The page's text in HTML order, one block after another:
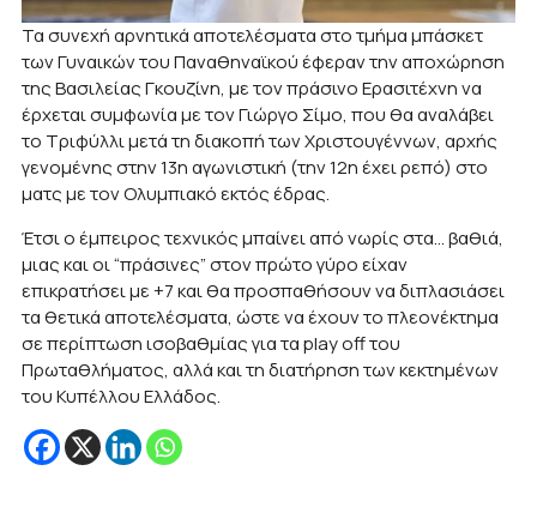
Τα συνεχή αρνητικά αποτελέσματα στο τμήμα μπάσκετ
των Γυναικών του Παναθηναϊκού έφεραν την αποχώρηση
της Βασιλείας Γκουζίνη, με τον πράσινο Ερασιτέχνη να
έρχεται συμφωνία με τον Γιώργο Σίμο, που θα αναλάβει
το Τριφύλλι μετά τη διακοπή των Χριστουγέννων, αρχής
γενομένης στην 13η αγωνιστική (την 12η έχει ρεπό) στο
ματς με τον Ολυμπιακό εκτός έδρας.
Έτσι ο έμπειρος τεχνικός μπαίνει από νωρίς στα… βαθιά,
μιας και οι “πράσινες” στον πρώτο γύρο είχαν
επικρατήσει με +7 και θα προσπαθήσουν να διπλασιάσει
τα θετικά αποτελέσματα, ώστε να έχουν το πλεονέκτημα
σε περίπτωση ισοβαθμίας για τα play off του
Πρωταθλήματος, αλλά και τη διατήρηση των κεκτημένων
του Κυπέλλου Ελλάδος.